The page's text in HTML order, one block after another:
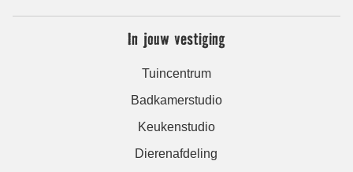
In jouw vestiging
Tuincentrum
Badkamerstudio
Keukenstudio
Dierenafdeling